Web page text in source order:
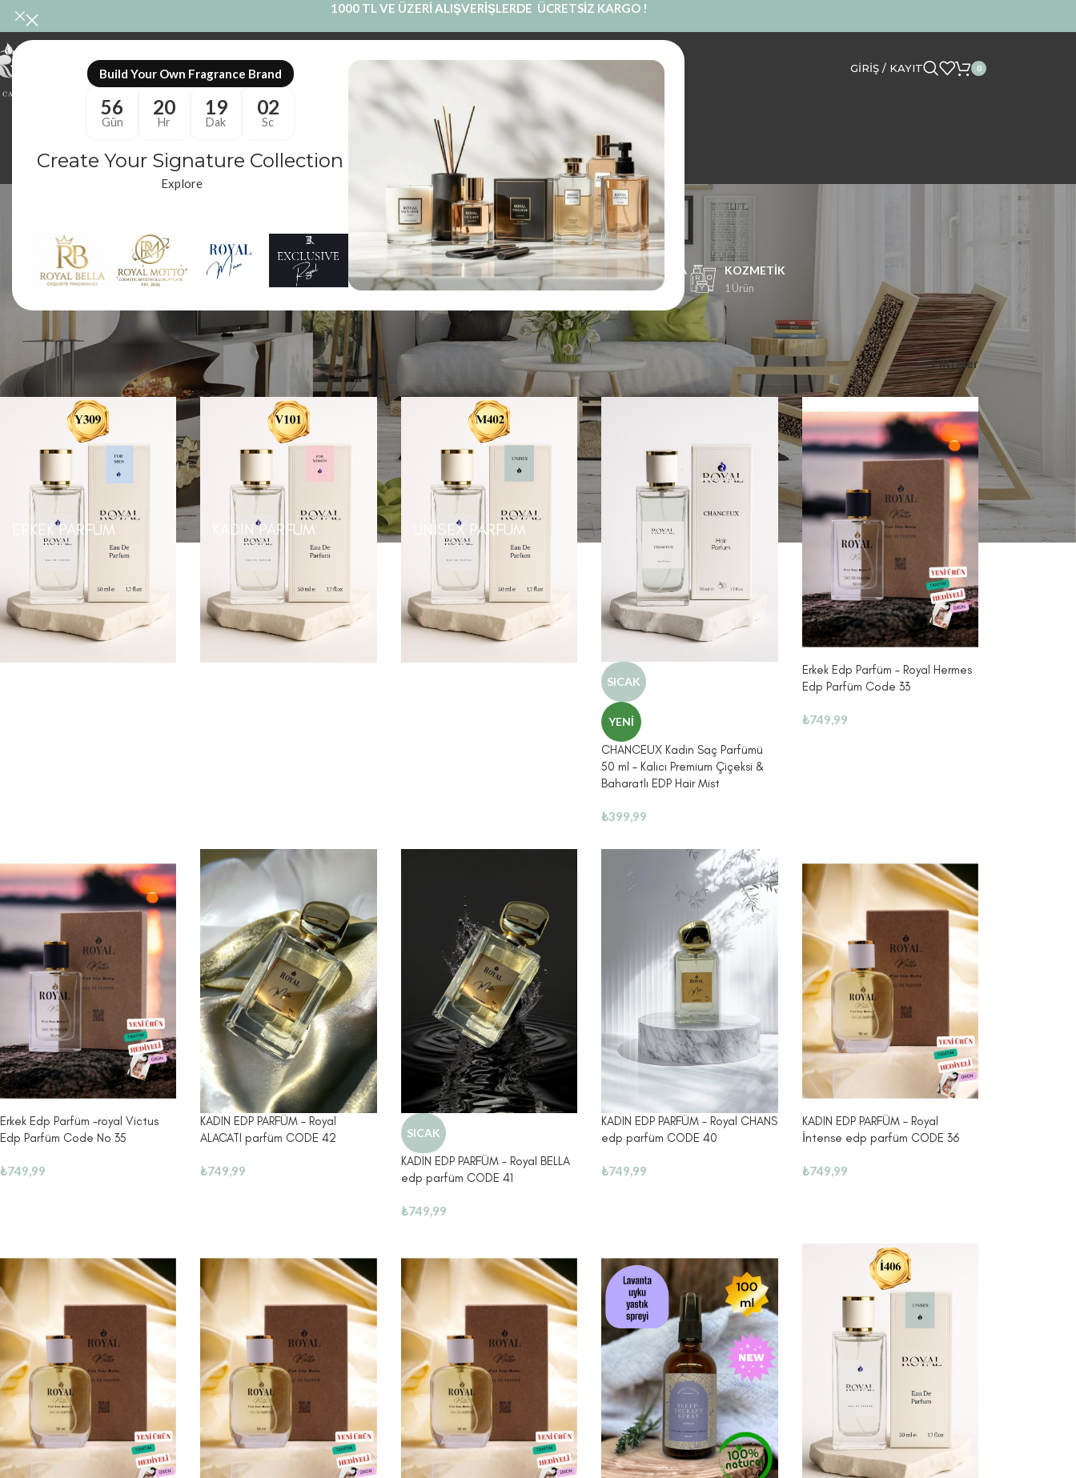
Build Your Own Fragrance Brand
56
Gün
20
Hr
19
Dak
00
Sc
Create Your Signature Collection
Explore
1000 TL VE ÜZERİ ALIŞVERİŞLERDE ÜCRETSİZ KARGO !
ONLINE SATIŞ PRIVATE LABEL KURUMSAL GIRIŞ / KAYIT 0
Parfüm
ODA KOKUSU
86 Ürünler
MUM
101 Ürünler
PARFÜM
97 Ürünler
KOKU KESESI
14 Ürünler
KOLONYA
16 Ürünler
KOZMETIK
1 Ürün
En seçkin parfüm çeşitlerini ve dünyaca ünlü kokuların yüksek kaliteli muadillerini Exclusive Royal farkıyla keşfedin. Etkileyici, kalıcı ve her bütçeye uygun parfüm fiyatları için hemen
koleksiyonumuza göz atın.
Royal Mum Göster 12 Filtreler
ERKEK PARFÜM KADIN PARFÜM UNISEX PARFÜM
SICAK
YENI
CHANCEUX Kadın Saç Parfümü
50 ml – Kalıcı Premium Çiçeksi &
Baharatlı EDP Hair Mist
₺399,99
Erkek Edp Parfüm – Royal Hermes
Edp Parfüm Code 33
₺749,99
Erkek Edp Parfüm -royal Victus
Edp Parfüm Code No 35
₺749,99
KADIN EDP PARFÜM – Royal
ALACATI parfüm CODE 42
₺749,99
SICAK
KADIN EDP PARFÜM – Royal BELLA
edp parfüm CODE 41
₺749,99
KADIN EDP PARFÜM – Royal CHANS
edp parfüm CODE 40
₺749,99
KADIN EDP PARFÜM – Royal
İntense edp parfüm CODE 36
₺749,99